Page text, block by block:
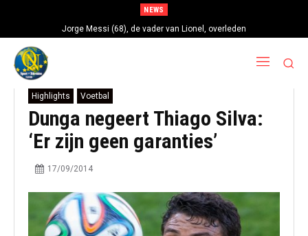
NEWS
Jorge Messi (68), de vader van Lionel, overleden
Highlights Voetbal
Dunga negeert Thiago Silva:
‘Er zijn geen garanties’
17/09/2014